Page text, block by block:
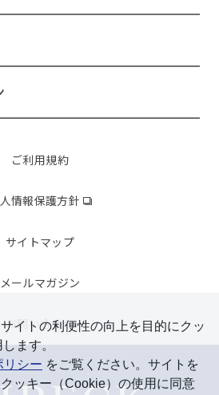
ご利用規約
情報保護方針
サイトマップ
メールマガジン
お問い合わせ
イトの利便性の向上を⽬的にクッ
ます。
リシー をご覧ください。サイトを
ッキー（Cookie）の使⽤に同意